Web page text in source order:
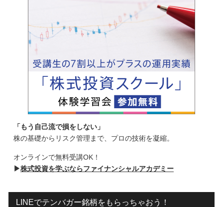
「もう自己流で損をしない」
株の基礎からリスク管理まで、プロの技術を凝縮。
オンラインで無料受講OK！
▶株式投資を学ぶならファイナンシャルアカデミー
LINEでテンバガー銘柄をもらっちゃおう！